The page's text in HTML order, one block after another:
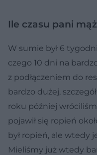
Ile czasu pani
W sumie był 6
czego 10 dni na
z podłączeniem do
bardzo dużej,
roku później
pojawił się ropień
był ropień, ale wtedy
Mieliśmy już wtedy